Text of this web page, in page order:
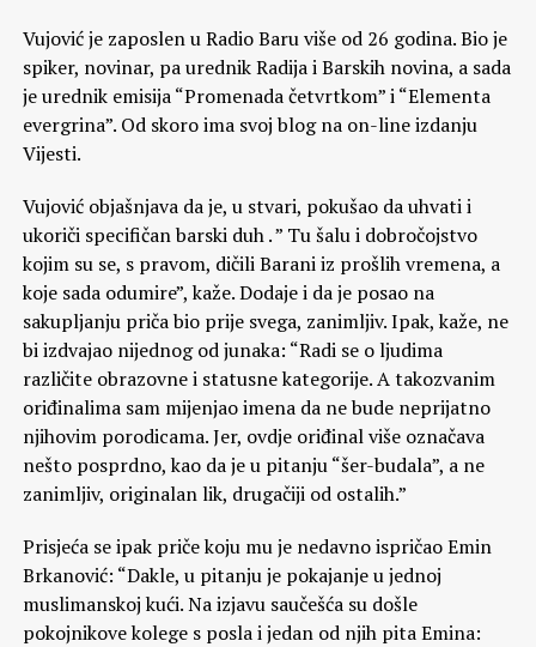
Vujović je zaposlen u Radio Baru više od 26 godina. Bio je
spiker, novinar, pa urednik Radija i Barskih novina, a sada
je urednik emisija “Promenada četvrtkom” i “Elementa
evergrina”. Od skoro ima svoj blog na on-line izdanju
Vijesti.
Vujović objašnjava da je, u stvari, pokušao da uhvati i
ukoriči specifičan barski duh . ” Tu šalu i dobročojstvo
kojim su se, s pravom, dičili Barani iz prošlih vremena, a
koje sada odumire”, kaže. Dodaje i da je posao na
sakupljanju priča bio prije svega, zanimljiv. Ipak, kaže, ne
bi izdvajao nijednog od junaka: “Radi se o ljudima
različite obrazovne i statusne kategorije. A takozvanim
oriđinalima sam mijenjao imena da ne bude neprijatno
njihovim porodicama. Jer, ovdje oriđinal više označava
nešto posprdno, kao da je u pitanju “šer-budala”, a ne
zanimljiv, originalan lik, drugačiji od ostalih.”
Prisjeća se ipak priče koju mu je nedavno ispričao Emin
Brkanović: “Dakle, u pitanju je pokajanje u jednoj
muslimanskoj kući. Na izjavu saučešća su došle
pokojnikove kolege s posla i jedan od njih pita Emina: